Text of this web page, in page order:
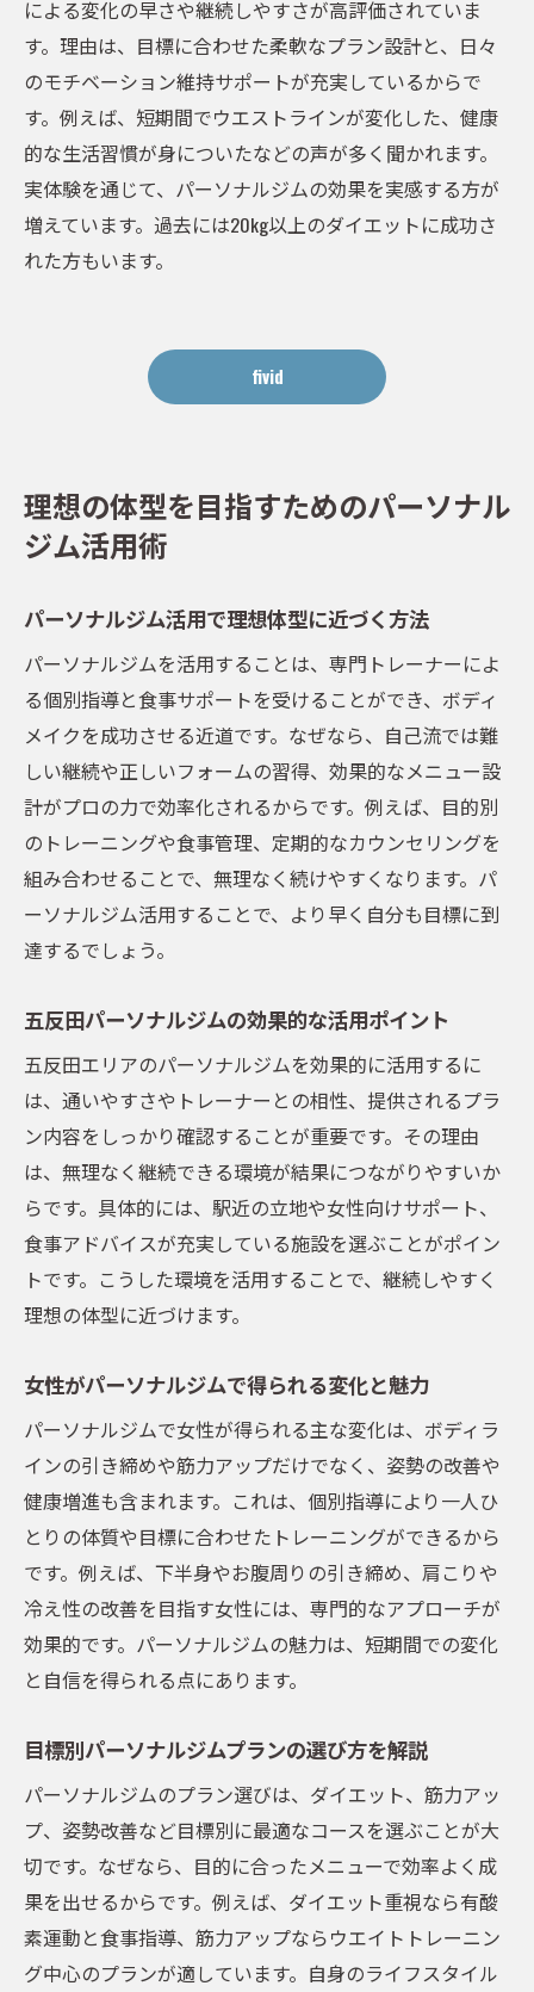
女性に人気のパーソナルジム選び方のコツ
安いパーソナルジムとサポート力の違い
口コミを活用したパーソナルジム比較術
五反田でおすすめのパーソナルジム傾向
女性目線で見るパーソナルジム比較の視点
健康的な美しさを目指すパーソナルジムの魅力
パーソナルジムで叶える健康的な美しさ
パーソナルジム活用で得る美と健康の両立
女性がパーソナルジムを続ける理由を紹介
このエリアで叶える自分らしいボディメイク法
自分らしい美を追求するパーソナルジム活
五反田で自分に合うパーソナルジムの見つ
け方
パーソナルジムで実現するオリジナルボデ
ィメイク
女性が輝くためのパーソナルジム習慣作り
五反田パーソナルジムで自信を育む秘訣
自分らしさを大切にするパーソナルジム活
用術
による変化の早さや継続しやすさが高評価されていま
す。理由は、目標に合わせた柔軟なプラン設計と、日々
のモチベーション維持サポートが充実しているからで
す。例えば、短期間でウエストラインが変化した、健康
的な生活習慣が身についたなどの声が多く聞かれます。
実体験を通じて、パーソナルジムの効果を実感する方が
増えています。過去には20kg以上のダイエットに成功さ
れた方もいます。
fivid
理想の体型を目指すためのパーソナル
ジム活用術
パーソナルジム活用で理想体型に近づく方法
パーソナルジムを活用することは、専門トレーナーによ
る個別指導と食事サポートを受けることができ、ボディ
メイクを成功させる近道です。なぜなら、自己流では難
しい継続や正しいフォームの習得、効果的なメニュー設
計がプロの力で効率化されるからです。例えば、目的別
のトレーニングや食事管理、定期的なカウンセリングを
組み合わせることで、無理なく続けやすくなります。パ
ーソナルジム活用することで、より早く自分も目標に到
達するでしょう。
五反田パーソナルジムの効果的な活用ポイント
五反田エリアのパーソナルジムを効果的に活用するに
は、通いやすさやトレーナーとの相性、提供されるプラ
ン内容をしっかり確認することが重要です。その理由
は、無理なく継続できる環境が結果につながりやすいか
らです。具体的には、駅近の立地や女性向けサポート、
食事アドバイスが充実している施設を選ぶことがポイン
トです。こうした環境を活用することで、継続しやすく
理想の体型に近づけます。
女性がパーソナルジムで得られる変化と魅力
パーソナルジムで女性が得られる主な変化は、ボディラ
インの引き締めや筋力アップだけでなく、姿勢の改善や
健康増進も含まれます。これは、個別指導により一人ひ
とりの体質や目標に合わせたトレーニングができるから
です。例えば、下半身やお腹周りの引き締め、肩こりや
冷え性の改善を目指す女性には、専門的なアプローチが
効果的です。パーソナルジムの魅力は、短期間での変化
と自信を得られる点にあります。
目標別パーソナルジムプランの選び方を解説
パーソナルジムのプラン選びは、ダイエット、筋力アッ
プ、姿勢改善など目標別に最適なコースを選ぶことが大
切です。なぜなら、目的に合ったメニューで効率よく成
果を出せるからです。例えば、ダイエット重視なら有酸
素運動と食事指導、筋力アップならウエイトトレーニン
グ中心のプランが適しています。自身のライフスタイル